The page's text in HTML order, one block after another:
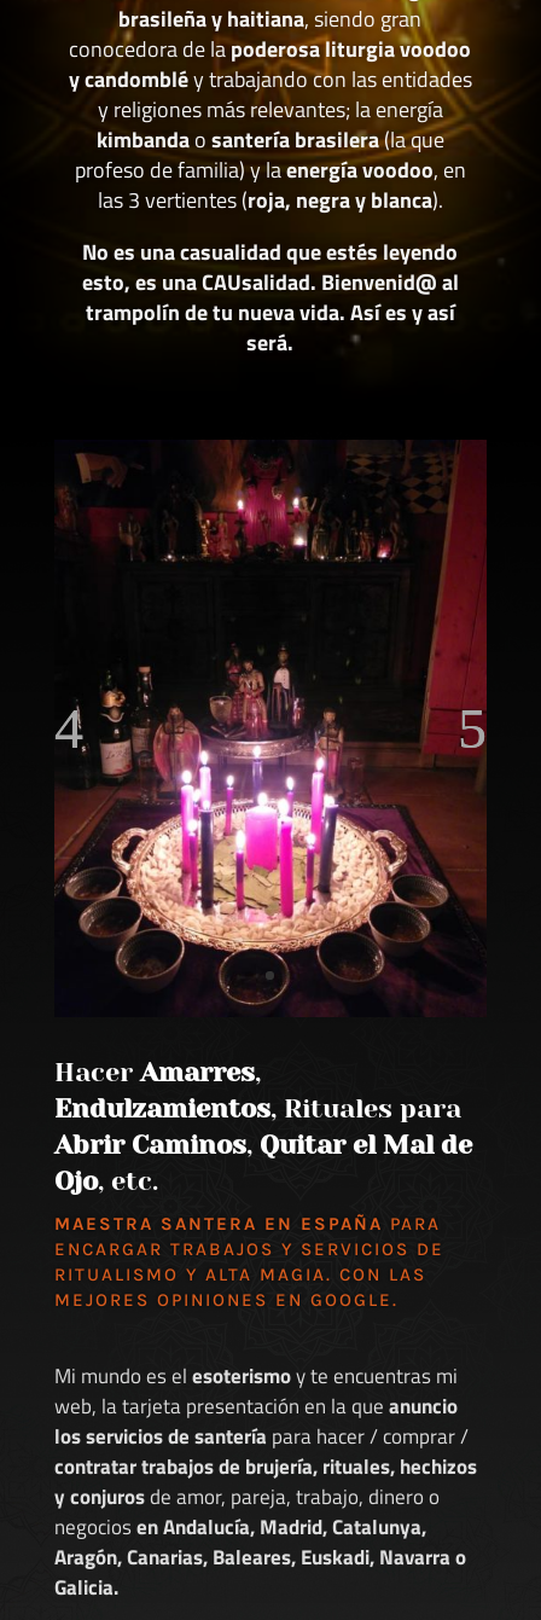
brasileña y haitiana, siendo gran
conocedora de lapoderosa liturgia voodoo
y candombléy trabajando con las entidades
y religiones más relevantes; la energía
kimbandaosantería brasilera(la que
profeso de familia) y laenergía voodoo, en
las 3 vertientes (roja, negra y blanca).
No es una casualidad que estés leyendo
esto, es una CAUsalidad. Bienvenid@ al
trampolín de tu nueva vida. Así es y así
será.
Hacer Amarres,
Endulzamientos, Rituales para
Abrir Caminos, Quitar el Mal de
Ojo, etc.
MAESTRA SANTERA EN ESPAÑA PARA
ENCARGAR TRABAJOS Y SERVICIOS DE
RITUALISMO Y ALTA MAGIA. CON LAS
MEJORES OPINIONES EN GOOGLE.
Mi mundo es elesoterismoy te encuentras mi
web, la tarjeta presentación en la queanuncio
los servicios de santería para hacer / comprar /
contratar trabajos de brujería, rituales, hechizos
y conjurosde amor, pareja, trabajo, dinero o
negociosen Andalucía, Madrid, Catalunya,
Aragón, Canarias, Baleares, Euskadi, Navarra o
Galicia.